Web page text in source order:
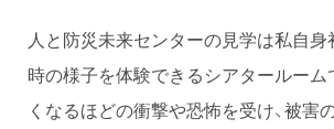
人と防災未来センターの見学は私自身
時の様子を体験できるシアタールーム
くなるほどの衝撃や恐怖を受け、被害